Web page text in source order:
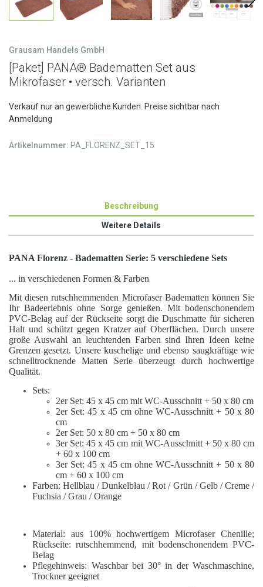
Grausam Handels GmbH
[Paket] PANA® Badematten Set aus
Mikrofaser • versch. Varianten
Verkauf nur an gewerbliche Kunden. Preise sichtbar nach
Anmeldung
Artikelnummer: PA_FLORENZ_SET_15
Beschreibung
Weitere Details
PANA Florenz - Badematten Serie: 5 verschiedene Sets
... in verschiedenen Formen & Farben
Mit diesen rutschhemmenden Microfaser Badematten können Sie
Ihr Badeerlebnis ohne Sorge genießen. Mit bodenschonendem
PVC-Belag auf der Rückseite sorgt die Duschmatte für sicheren
Halt und schützt gegen Kratzer auf Oberflächen. Durch unsere
große Auswahl an leuchtenden Farben sind Ihren Ideen keine
Grenzen gesetzt. Unsere kuschelige und ebenso saugkräftige wie
schnelltrocknende Matten Serie überzeugt durch hochwertige
Qualität.
Sets:
2er Set: 45 x 45 cm mit WC-Ausschnitt + 50 x 80 cm
2er Set: 45 x 45 cm ohne WC-Ausschnitt + 50 x 80
cm
2er Set: 50 x 80 cm + 50 x 80 cm
3er Set: 45 x 45 cm mit WC-Ausschnitt + 50 x 80 cm
+ 60 x 100 cm
3er Set: 45 x 45 cm ohne WC-Ausschnitt + 50 x 80
cm + 60 x 100 cm
Farben: Hellblau / Dunkelblau / Rot / Grün / Gelb / Creme /
Fuchsia / Grau / Orange
Material: aus 100% hochwertigem Microfaser Chenille;
Rückseite: rutschhemmend, mit bodenschonendem PVC-
Belag
Pflegehinweis: Waschbar bei 30° in der Waschmaschine,
Trockner geeignet